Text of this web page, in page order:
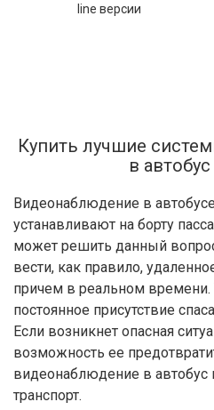
line версии
Купить лучшие
в
Видеонаблюдение в
устанавливают на борту
может решить данный
вести, как правило,
причем в реальном времени.
постоянное присутствие
Если возникнет опасная
возможность ее
видеонаблюдение в автобус
транспорт.